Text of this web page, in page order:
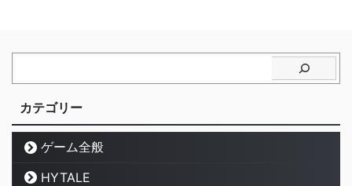
カテゴリー
ゲーム全般
HYTALE